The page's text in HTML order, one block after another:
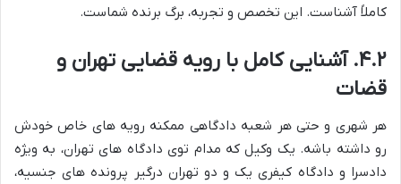
کاملاً آشناست. این تخصص و تجربه، برگ برنده شماست.
۴.۲. آشنایی کامل با رویه قضایی تهران و
قضات
هر شهری و حتی هر شعبه دادگاهی ممکنه رویه های خاص خودش
رو داشته باشه. یک وکیل که مدام توی دادگاه های تهران، به ویژه
دادسرا و دادگاه کیفری یک و دو تهران درگیر پرونده های جنسیه،